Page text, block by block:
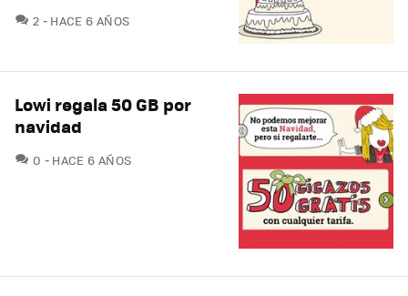
2 COMENTARIOS
HACE 6 AÑOS
Lowi regala 50 GB por
navidad
0 COMENTARIOS
HACE 6 AÑOS